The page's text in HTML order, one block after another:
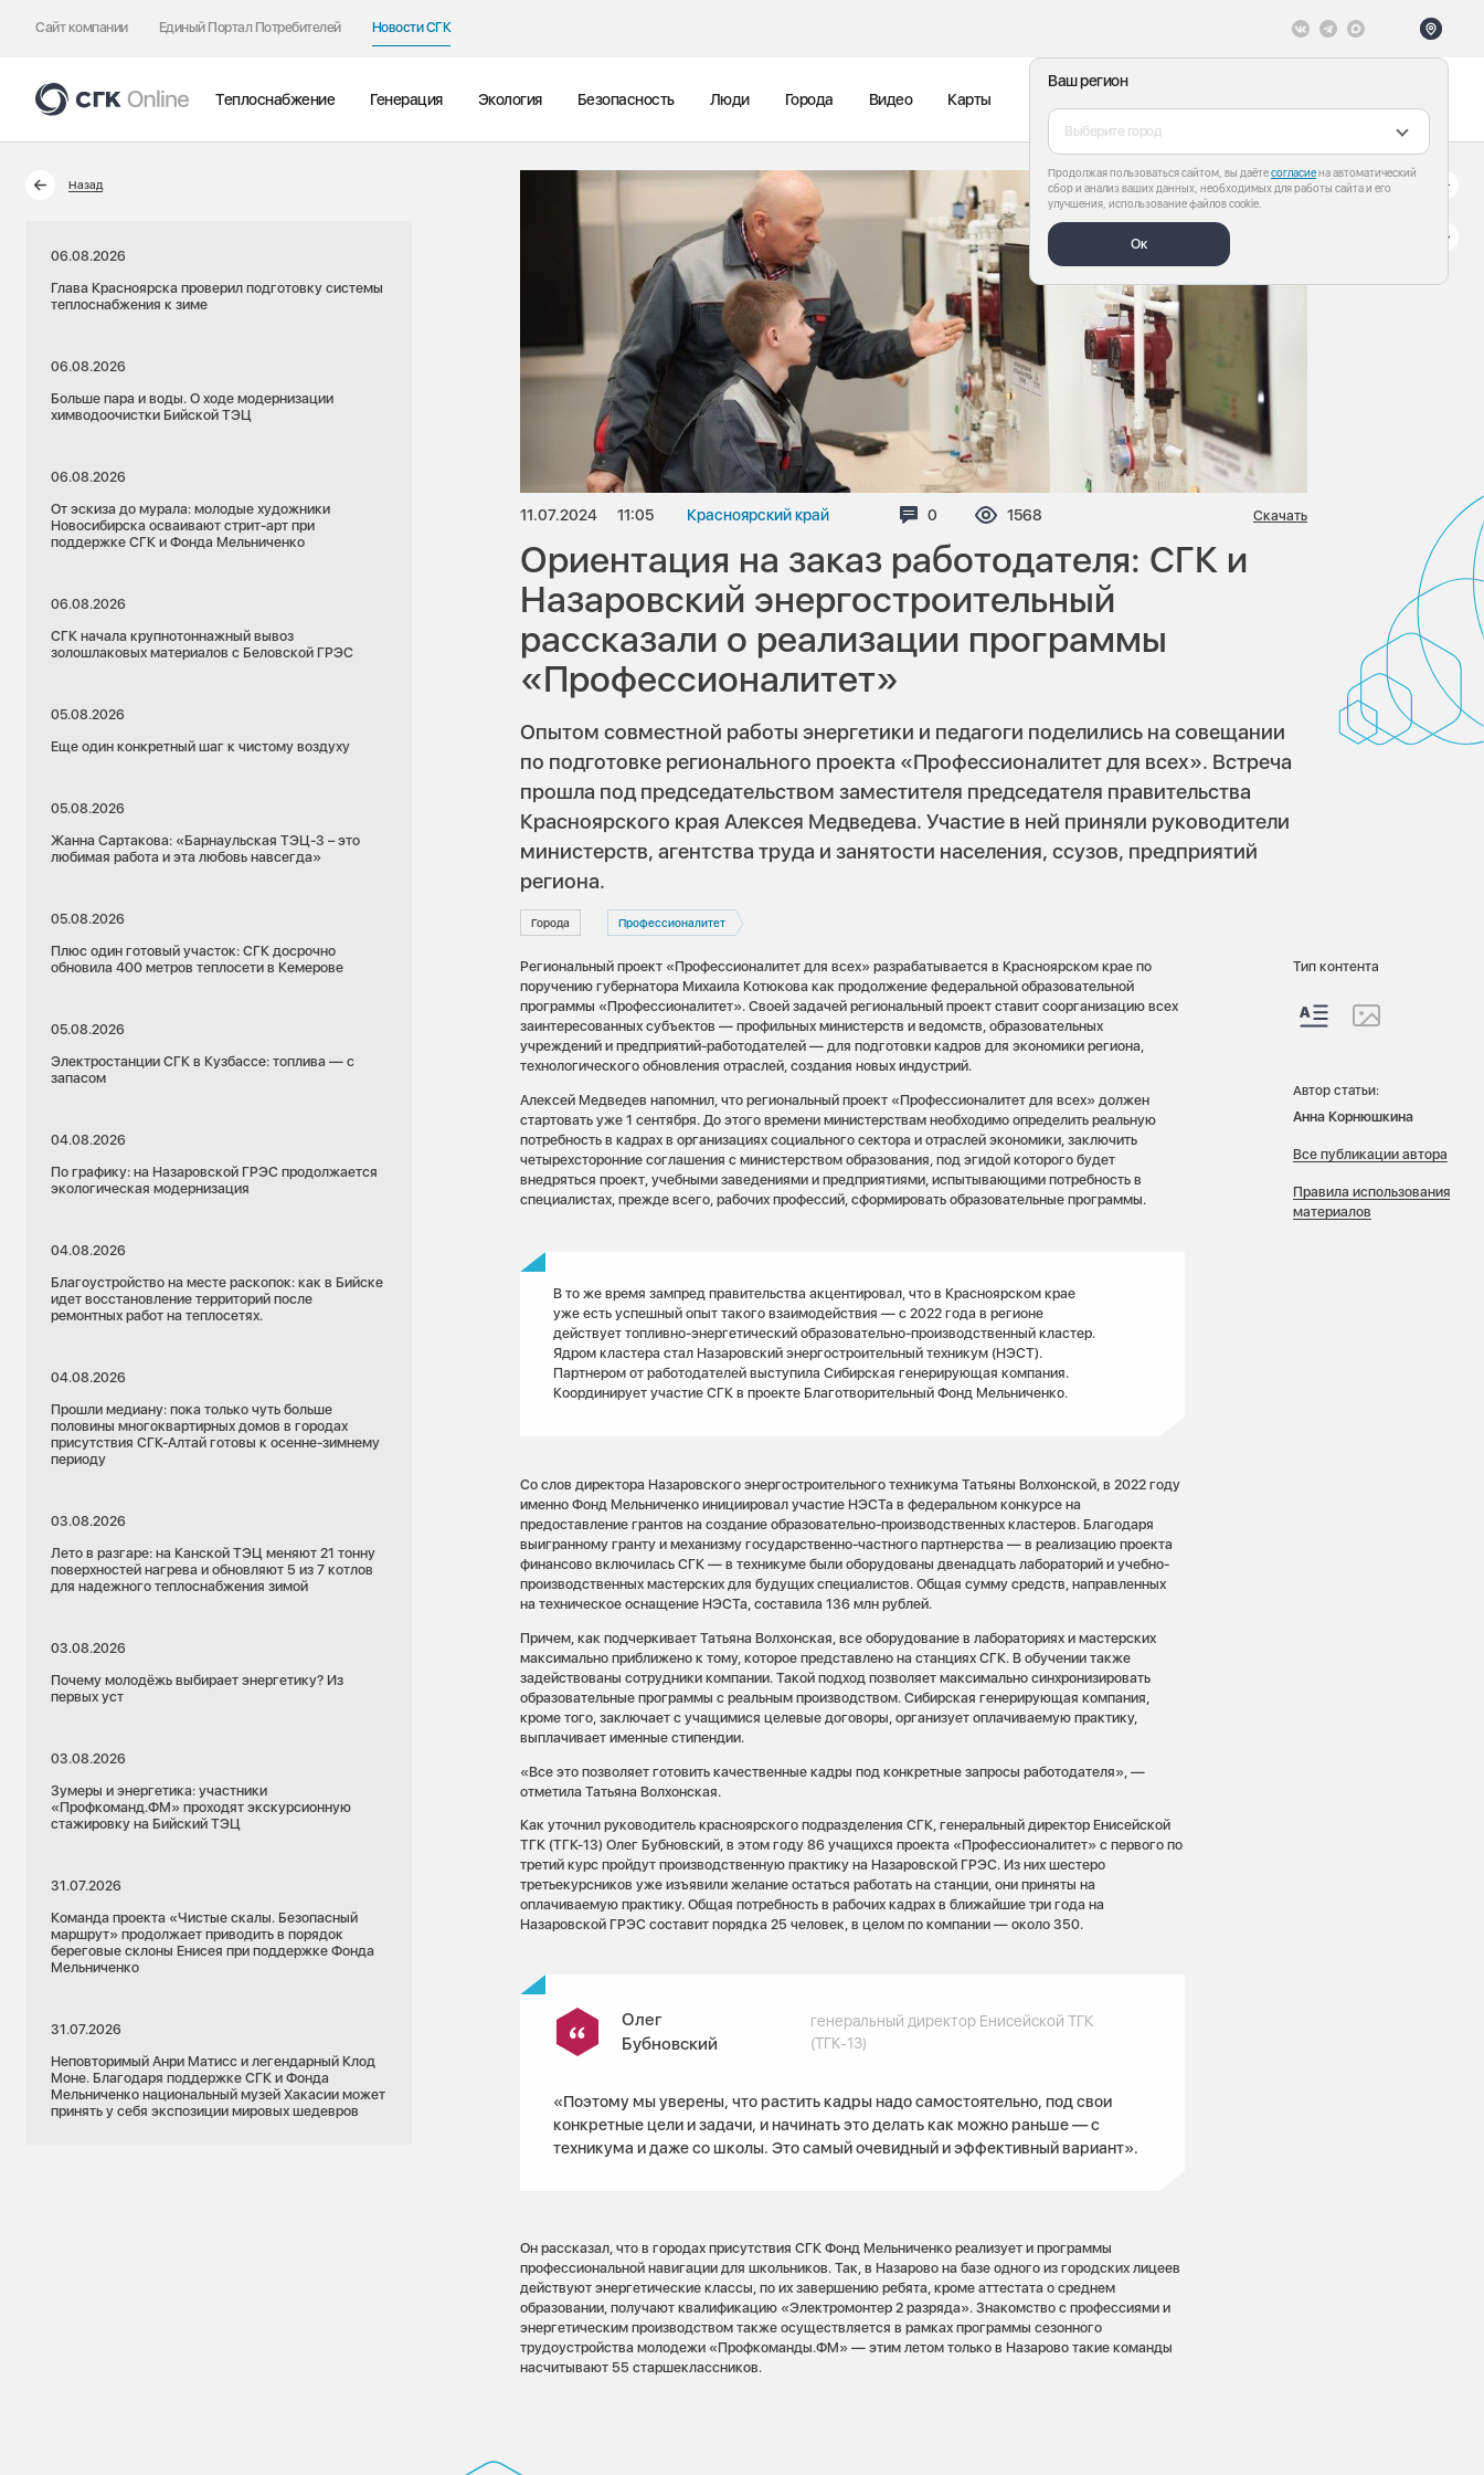
Сайт компании Единый Портал Потребителей Новости СГК
Ваш регион
Выберите город
Продолжая пользоваться сайтом, вы даётесогласиена автоматический
сбор и анализ ваших данных, необходимых для работы сайта и его
улучшения, использование файлов cookie.
Ок
Теплоснабжение Генерация Экология Безопасность Люди Города Видео Карты
Назад
06.08.2026
Глава Красноярска проверил подготовку системы
теплоснабжения к зиме
06.08.2026
Больше пара и воды. О ходе модернизации
химводоочистки Бийской ТЭЦ
06.08.2026
От эскиза до мурала: молодые художники
Новосибирска осваивают стрит-арт при
поддержке СГК и Фонда Мельниченко
06.08.2026
СГК начала крупнотоннажный вывоз
золошлаковых материалов с Беловской ГРЭС
05.08.2026
Еще один конкретный шаг к чистому воздуху
05.08.2026
Жанна Сартакова: «Барнаульская ТЭЦ-3 – это
любимая работа и эта любовь навсегда»
05.08.2026
Плюс один готовый участок: СГК досрочно
обновила 400 метров теплосети в Кемерове
05.08.2026
Электростанции СГК в Кузбассе: топлива — с
запасом
04.08.2026
По графику: на Назаровской ГРЭС продолжается
экологическая модернизация
04.08.2026
Благоустройство на месте раскопок: как в Бийске
идет восстановление территорий после
ремонтных работ на теплосетях.
04.08.2026
Прошли медиану: пока только чуть больше
половины многоквартирных домов в городах
присутствия СГК-Алтай готовы к осенне-зимнему
периоду
03.08.2026
Лето в разгаре: на Канской ТЭЦ меняют 21 тонну
поверхностей нагрева и обновляют 5 из 7 котлов
для надежного теплоснабжения зимой
03.08.2026
Почему молодёжь выбирает энергетику? Из
первых уст
03.08.2026
Зумеры и энергетика: участники
«Профкоманд.ФМ» проходят экскурсионную
стажировку на Бийский ТЭЦ
31.07.2026
Команда проекта «Чистые скалы. Безопасный
маршрут» продолжает приводить в порядок
береговые склоны Енисея при поддержке Фонда
Мельниченко
31.07.2026
Неповторимый Анри Матисс и легендарный Клод
Моне. Благодаря поддержке СГК и Фонда
Мельниченко национальный музей Хакасии может
принять у себя экспозиции мировых шедевров
11.07.2024 11:05 Красноярский край Комментариев:
0 Просмотров:
1568 Скачать
Ориентация на заказ работодателя: СГК и
Назаровский энергостроительный
рассказали о реализации программы
«Профессионалитет»
Опытом совместной работы энергетики и педагоги поделились на совещании
по подготовке регионального проекта «Профессионалитет для всех». Встреча
прошла под председательством заместителя председателя правительства
Красноярского края Алексея Медведева. Участие в ней приняли руководители
министерств, агентства труда и занятости населения, ссузов, предприятий
региона.
Города Профессионалитет
Региональный проект «Профессионалитет для всех» разрабатывается в Красноярском крае по
поручению губернатора Михаила Котюкова как продолжение федеральной образовательной
программы «Профессионалитет». Своей задачей региональный проект ставит соорганизацию всех
заинтересованных субъектов — профильных министерств и ведомств, образовательных
учреждений и предприятий-работодателей — для подготовки кадров для экономики региона,
технологического обновления отраслей, создания новых индустрий.
Алексей Медведев напомнил, что региональный проект «Профессионалитет для всех» должен
стартовать уже 1 сентября. До этого времени министерствам необходимо определить реальную
потребность в кадрах в организациях социального сектора и отраслей экономики, заключить
четырехсторонние соглашения с министерством образования, под эгидой которого будет
внедряться проект, учебными заведениями и предприятиями, испытывающими потребность в
специалистах, прежде всего, рабочих профессий, сформировать образовательные программы.
В то же время зампред правительства акцентировал, что в Красноярском крае
уже есть успешный опыт такого взаимодействия — с 2022 года в регионе
действует топливно-энергетический образовательно-производственный кластер.
Ядром кластера стал Назаровский энергостроительный техникум (НЭСТ).
Партнером от работодателей выступила Сибирская генерирующая компания.
Координирует участие СГК в проекте Благотворительный Фонд Мельниченко.
Со слов директора Назаровского энергостроительного техникума Татьяны Волхонской, в 2022 году
именно Фонд Мельниченко инициировал участие НЭСТа в федеральном конкурсе на
предоставление грантов на создание образовательно-производственных кластеров. Благодаря
выигранному гранту и механизму государственно-частного партнерства — в реализацию проекта
финансово включилась СГК — в техникуме были оборудованы двенадцать лабораторий и учебно-
производственных мастерских для будущих специалистов. Общая сумму средств, направленных
на техническое оснащение НЭСТа, составила 136 млн рублей.
Причем, как подчеркивает Татьяна Волхонская, все оборудование в лабораториях и мастерских
максимально приближено к тому, которое представлено на станциях СГК. В обучении также
задействованы сотрудники компании. Такой подход позволяет максимально синхронизировать
образовательные программы с реальным производством. Сибирская генерирующая компания,
кроме того, заключает с учащимися целевые договоры, организует оплачиваемую практику,
выплачивает именные стипендии.
«Все это позволяет готовить качественные кадры под конкретные запросы работодателя», —
отметила Татьяна Волхонская.
Как уточнил руководитель красноярского подразделения СГК, генеральный директор Енисейской
ТГК (ТГК-13) Олег Бубновский, в этом году 86 учащихся проекта «Профессионалитет» с первого по
третий курс пройдут производственную практику на Назаровской ГРЭС. Из них шестеро
третьекурсников уже изъявили желание остаться работать на станции, они приняты на
оплачиваемую практику. Общая потребность в рабочих кадрах в ближайшие три года на
Назаровской ГРЭС составит порядка 25 человек, в целом по компании — около 350.
Олег
Бубновский
генеральный директор Енисейской ТГК
(ТГК-13)
«Поэтому мы уверены, что растить кадры надо самостоятельно, под свои
конкретные цели и задачи, и начинать это делать как можно раньше — с
техникума и даже со школы. Это самый очевидный и эффективный вариант».
Он рассказал, что в городах присутствия СГК Фонд Мельниченко реализует и программы
профессиональной навигации для школьников. Так, в Назарово на базе одного из городских лицеев
действуют энергетические классы, по их завершению ребята, кроме аттестата о среднем
образовании, получают квалификацию «Электромонтер 2 разряда». Знакомство с профессиями и
энергетическим производством также осуществляется в рамках программы сезонного
трудоустройства молодежи «Профкоманды.ФМ» — этим летом только в Назарово такие команды
насчитывают 55 старшеклассников.
Тип контента
Автор статьи:
Анна Корнюшкина
Все публикации автора
Правила использования
материалов